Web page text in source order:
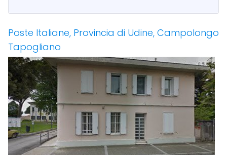
Poste Italiane, Provincia di Udine, Campolongo
Tapogliano